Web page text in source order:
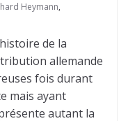
Heymann,
de la
allemande
fois durant
mais ayant
autant la